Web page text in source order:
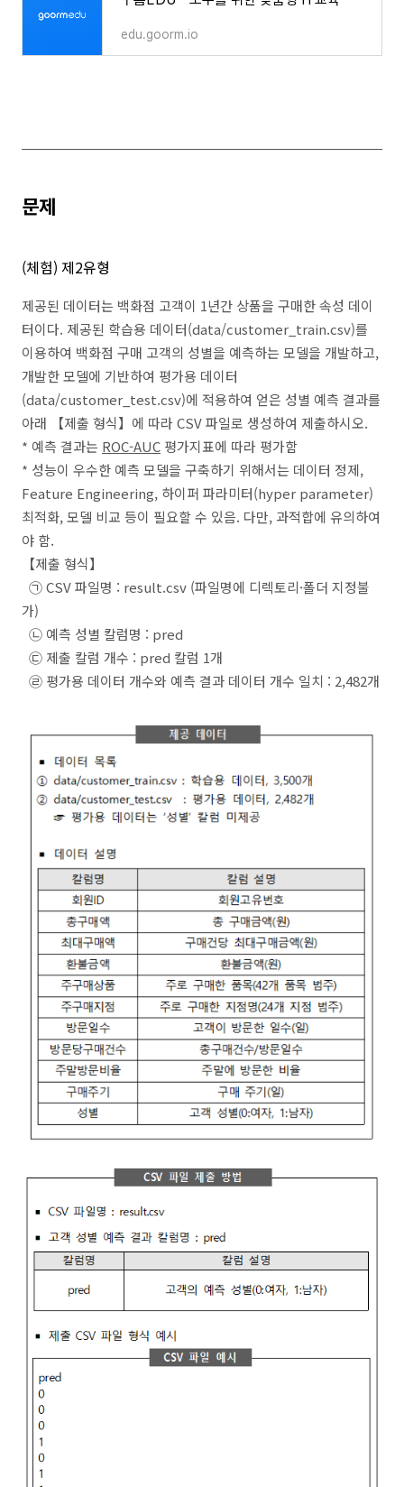
edu.goorm.io
문제
(체험) 제2유형
제공된 데이터는 백화점 고객이 1년간 상품을 구매한 속성 데이
터이다. 제공된 학습용 데이터(data/customer_train.csv)를
이용하여 백화점 구매 고객의 성별을 예측하는 모델을 개발하고,
개발한 모델에 기반하여 평가용 데이터
(data/customer_test.csv)에 적용하여 얻은 성별 예측 결과를
아래 【제출 형식】에 따라 CSV 파일로 생성하여 제출하시오.
* 예측 결과는 ROC-AUC 평가지표에 따라 평가함
* 성능이 우수한 예측 모델을 구축하기 위해서는 데이터 정제,
Feature Engineering, 하이퍼 파라미터(hyper parameter)
최적화, 모델 비교 등이 필요할 수 있음. 다만, 과적합에 유의하여
야 함.
【제출 형식】
㉠CSV 파일명 : result.csv (파일명에 디렉토리·폴더 지정불
가)
㉡ 예측 성별 칼럼명 : pred
㉢ 제출 칼럼 개수 : pred 칼럼 1개
㉣ 평가용 데이터 개수와 예측 결과 데이터 개수 일치 : 2,482개